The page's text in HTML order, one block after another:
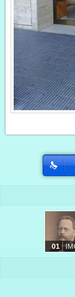
01